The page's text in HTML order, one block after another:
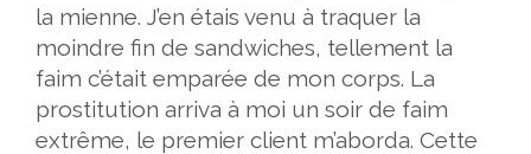
la mienne. J’en étais venu à traquer la
moindre fin de sandwiches, tellement la
faim c’était emparée de mon corps. La
prostitution arriva à moi un soir de faim
extrême, le premier client m’aborda. Cette